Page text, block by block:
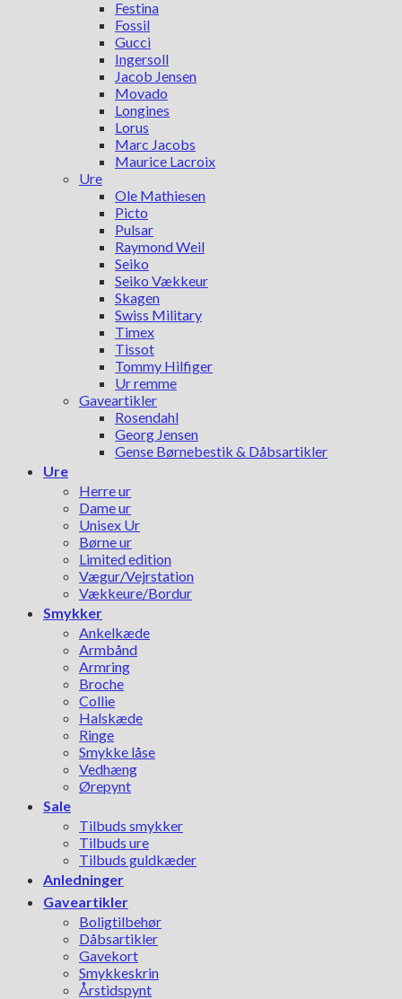
Festina
Fossil
Gucci
Ingersoll
Jacob Jensen
Movado
Longines
Lorus
Marc Jacobs
Maurice Lacroix
Ure
Ole Mathiesen
Picto
Pulsar
Raymond Weil
Seiko
Seiko Vækkeur
Skagen
Swiss Military
Timex
Tissot
Tommy Hilfiger
Ur remme
Gaveartikler
Rosendahl
Georg Jensen
Gense Børnebestik & Dåbsartikler
Ure
Herre ur
Dame ur
Unisex Ur
Børne ur
Limited edition
Vægur/Vejrstation
Vækkeure/Bordur
Smykker
Ankelkæde
Armbånd
Armring
Broche
Collie
Halskæde
Ringe
Smykke låse
Vedhæng
Ørepynt
Sale
Tilbuds smykker
Tilbuds ure
Tilbuds guldkæder
Anledninger
Gaveartikler
Boligtilbehør
Dåbsartikler
Gavekort
Smykkeskrin
Årstidspynt